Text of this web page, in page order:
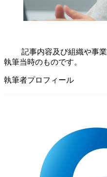
記事内容及び組織や事
執筆当時のものです。
執筆者プロフィール